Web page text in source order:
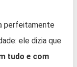
perfeitamente
ele dizia que
tudo e com